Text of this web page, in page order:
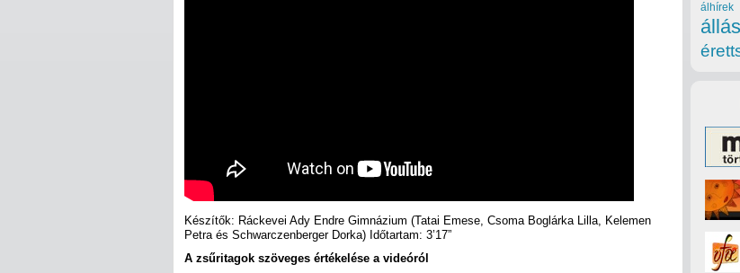
Készítők: Ráckevei Ady Endre Gimnázium (Tatai Emese, Csoma Boglárka Lilla, Kelemen
Petra és Schwarczenberger Dorka) Időtartam: 3’17”
A zsűritagok szöveges értékelése a videóról
álhírek